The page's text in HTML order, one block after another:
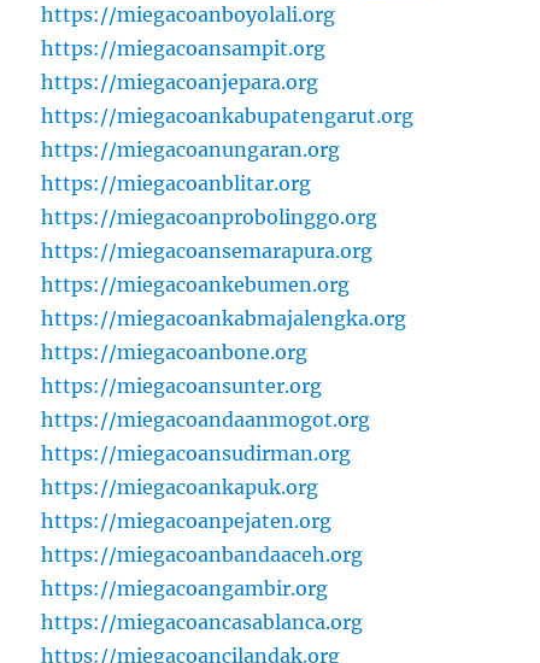
https://miegacoanboyolali.org
https://miegacoansampit.org
https://miegacoanjepara.org
https://miegacoankabupatengarut.org
https://miegacoanungaran.org
https://miegacoanblitar.org
https://miegacoanprobolinggo.org
https://miegacoansemarapura.org
https://miegacoankebumen.org
https://miegacoankabmajalengka.org
https://miegacoanbone.org
https://miegacoansunter.org
https://miegacoandaanmogot.org
https://miegacoansudirman.org
https://miegacoankapuk.org
https://miegacoanpejaten.org
https://miegacoanbandaaceh.org
https://miegacoangambir.org
https://miegacoancasablanca.org
https://miegacoancilandak.org